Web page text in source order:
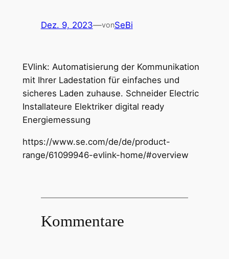
Dez. 9, 2023—vonSeBi
EVlink: Automatisierung der Kommunikation
mit Ihrer Ladestation für einfaches und
sicheres Laden zuhause. Schneider Electric
Installateure Elektriker digital ready
Energiemessung
https://www.se.com/de/de/product-
range/61099946-evlink-home/#overview
Kommentare